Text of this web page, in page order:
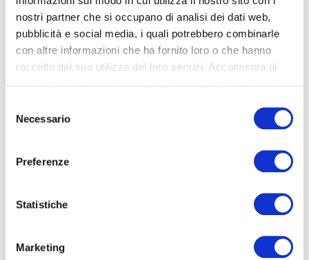
nostri partner che si occupano di analisi dei dati web,
pubblicità e social media, i quali potrebbero combinarle
con altre informazioni che ha fornito loro o che hanno
raccolto dal suo utilizzo dei loro servizi. Acconsenta ai
delNecessario
Preferenze
Statistiche
Marketing